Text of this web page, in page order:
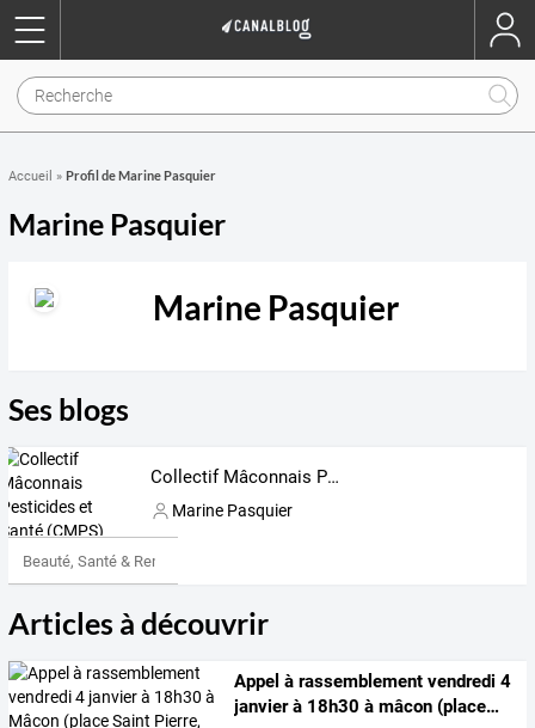
Accueil » Profil de Marine Pasquier
Marine Pasquier
Marine Pasquier
Ses blogs
Collectif Mâconnais Pesticides et Santé (CMPS)
Marine Pasquier
Beauté, Santé & Remise en forme
Articles à découvrir
Appel à rassemblement vendredi 4
janvierà 18h30 à mâcon (place…